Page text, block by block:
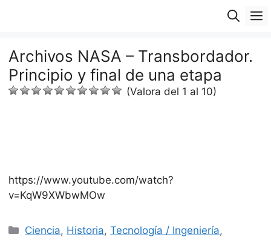
Archivos NASA – Transbordador.
Principio y final de una etapa
(Valora del 1 al 10)
https://www.youtube.com/watch?
v=KqW9XWbwMOw
Categorías
Ciencia, Historia,Tecnología / Ingeniería,